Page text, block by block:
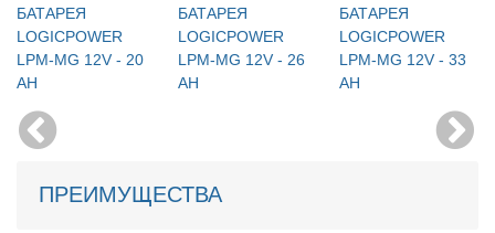
БАТАРЕЯ
LOGICPOWER
LPM-MG 12V - 20
AH
БАТАРЕЯ
LOGICPOWER
LPM-MG 12V - 26
AH
БАТАРЕЯ
LOGICPOWER
LPM-MG 12V - 33
AH
ПРЕИМУЩЕСТВА